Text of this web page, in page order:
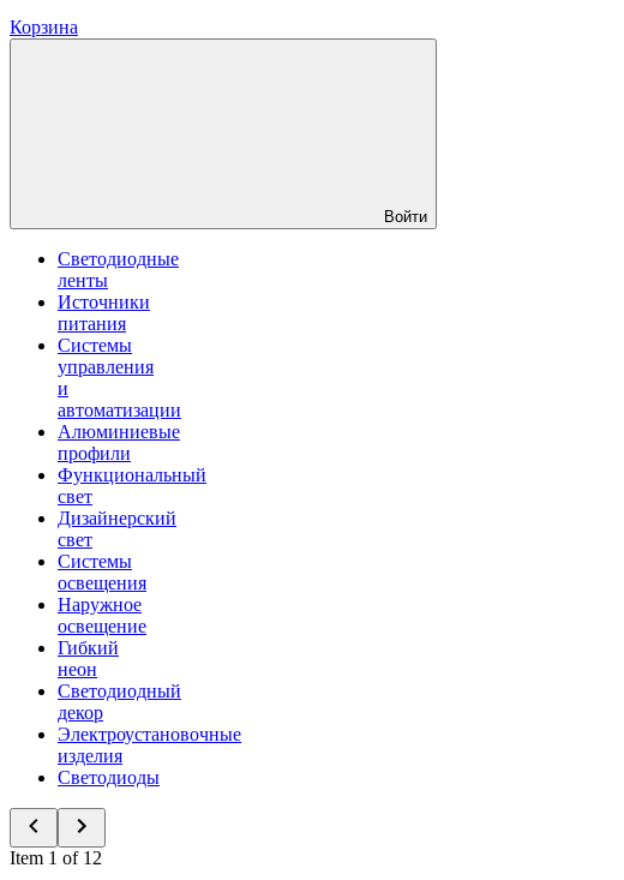
Корзина
Войти
Светодиодные
ленты
Источники
питания
Системы
управления
и
автоматизации
Алюминиевые
профили
Функциональный
свет
Дизайнерский
свет
Системы
освещения
Наружное
освещение
Гибкий
неон
Светодиодный
декор
Электроустановочные
изделия
Светодиоды
Item 1 of 12